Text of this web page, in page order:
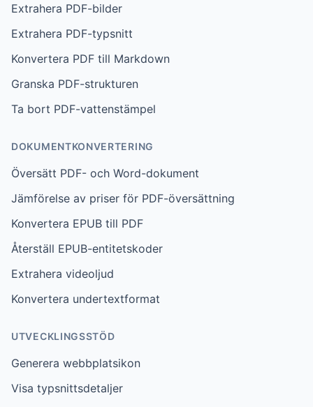
Extrahera PDF-bilder
Extrahera PDF-typsnitt
Konvertera PDF till Markdown
Granska PDF-strukturen
Ta bort PDF-vattenstämpel
DOKUMENTKONVERTERING
Översätt PDF- och Word-dokument
Jämförelse av priser för PDF-översättning
Konvertera EPUB till PDF
Återställ EPUB-entitetskoder
Extrahera videoljud
Konvertera undertextformat
UTVECKLINGSSTÖD
Generera webbplatsikon
Visa typsnittsdetaljer